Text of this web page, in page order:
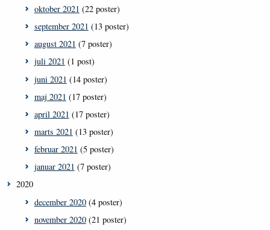
oktober 2021 (22 poster)
september 2021 (13 poster)
august 2021 (7 poster)
juli 2021 (1 post)
juni 2021 (14 poster)
maj 2021 (17 poster)
april 2021 (17 poster)
marts 2021 (13 poster)
februar 2021 (5 poster)
januar 2021 (7 poster)
2020
december 2020(4 poster)
november 2020(21 poster)